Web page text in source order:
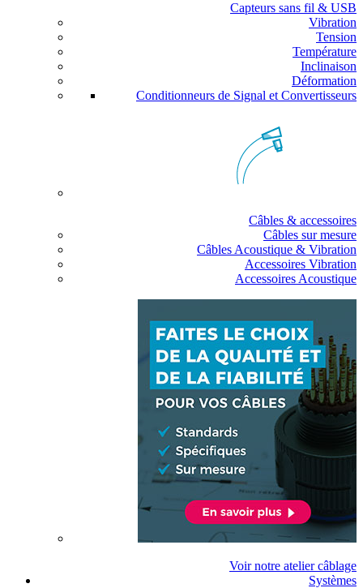
Capteurs sans fil & USB
Vibration
Tension
Température
Inclinaison
Déformation
Conditionneurs de Signal et Convertisseurs
Câbles & accessoires
Câbles sur mesure
Câbles Acoustique & Vibration
Accessoires Vibration
Accessoires Acoustique
Voir notre atelier câblage
Systèmes